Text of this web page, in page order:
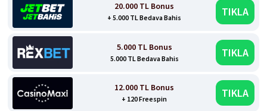
20.000 TL Bonus
+ 5.000 TL Bedava Bahis TIKLA
5.000 TL Bonus
5.000 TL Bedava Bahis TIKLA
12.000 TL Bonus
+ 120 Freespin TIKLA